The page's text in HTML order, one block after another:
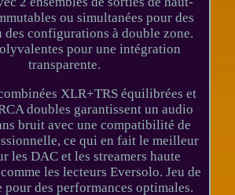
ou simultanées pour des
des configurations à double zone.
pour une intégration
transparente.
XLR+TRS équilibrées et
doubles garantissent un audio
bruit avec une compatibilité de
ce qui en fait le meilleur
les DAC et les streamers haute
les lecteurs Eversolo. Jeu de
pour des performances optimales.